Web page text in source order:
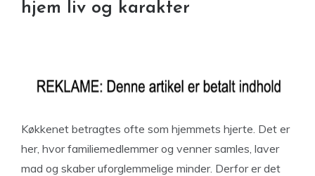
hjem liv og karakter
Køkkenet betragtes ofte som hjemmets hjerte. Det er
her, hvor familiemedlemmer og venner samles, laver
mad og skaber uforglemmelige minder. Derfor er det